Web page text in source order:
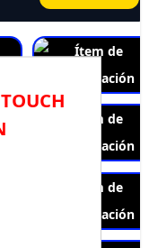
TOUCH